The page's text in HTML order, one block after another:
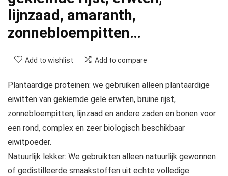
lijnzaad, amaranth,
zonnebloempitten…
Add to wishlist Add to compare
Plantaardige proteinen: we gebruiken alleen plantaardige
eiwitten van gekiemde gele erwten, bruine rijst,
zonnebloempitten, lijnzaad en andere zaden en bonen voor
een rond, complex en zeer biologisch beschikbaar
eiwitpoeder.
Natuurlijk lekker: We gebruikten alleen natuurlijk gewonnen
of gedistilleerde smaakstoffen uit echte volledige